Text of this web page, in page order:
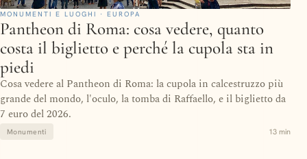
MONUMENTI E LUOGHI · EUROPA
Pantheon di Roma: cosa vedere, quanto
costa il biglietto e perché la cupola sta in
piedi
Cosa vedere al Pantheon di Roma: la cupola in calcestruzzo più
grande del mondo, l'oculo, la tomba di Raffaello, e il biglietto da
7 euro del 2026.
Monumenti 13 min